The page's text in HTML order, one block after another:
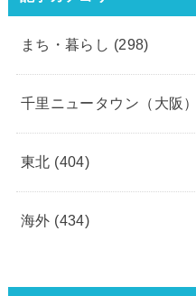
まち・暮らし (298)
千里ニュータウン（大阪）
東北 (404)
海外 (434)